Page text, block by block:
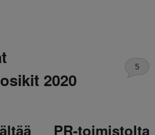
2020
5
PR-toimistolta